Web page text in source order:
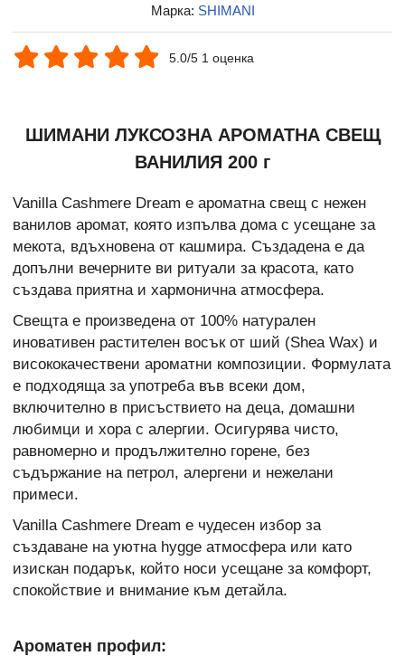
Марка: SHIMANI
5.0/5 1 оценка
ШИМАНИ ЛУКСОЗНА АРОМАТНА СВЕЩ
ВАНИЛИЯ 200 г
Vanilla Cashmere Dream е ароматна свещ с нежен
ванилов аромат, която изпълва дома с усещане за
мекота, вдъхновена от кашмира. Създадена е да
допълни вечерните ви ритуали за красота, като
създава приятна и хармонична атмосфера.
Свещта е произведена от 100% натурален
иновативен растителен восък от ший (Shea Wax) и
висококачествени ароматни композиции. Формулата
е подходяща за употреба във всеки дом,
включително в присъствието на деца, домашни
любимци и хора с алергии. Осигурява чисто,
равномерно и продължително горене, без
съдържание на петрол, алергени и нежелани
примеси.
Vanilla Cashmere Dream е чудесен избор за
създаване на уютна hygge атмосфера или като
изискан подарък, който носи усещане за комфорт,
спокойствие и внимание към детайла.
Ароматен профил: